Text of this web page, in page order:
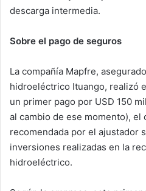
descarga intermedia.
Sobre el pago de seguros
La compañía Mapfre,
hidroeléctrico Ituango, realizó
un primer pago por USD 150
al cambio de ese momento),
recomendada por el ajustador
inversiones realizadas en la
hidroeléctrico.